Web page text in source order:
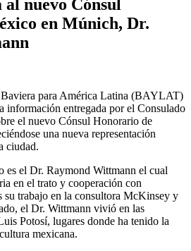
nuevo Cónsul
en Múnich, Dr.
para América Latina (BAYLAT)
información entregada por el Consulado
el nuevo Cónsul Honorario de
una nueva representación
ciudad.
es el Dr. Raymond Wittmann el cual
en el trato y cooperación con
su trabajo en la consultora McKinsey y
el Dr. Wittmann vivió en las
Potosí, lugares donde ha tenido la
mexicana.